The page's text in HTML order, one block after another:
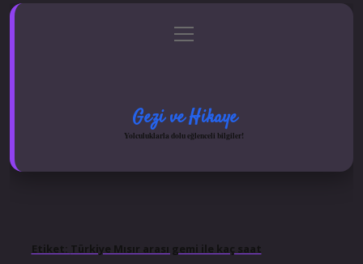
Gizlilik Politikası
menüyü
aç
Gezi ve Hikaye
Yolculuklarla dolu eğlenceli bilgiler!
Etiket: Türkiye Mısır arası gemi ile kaç saat